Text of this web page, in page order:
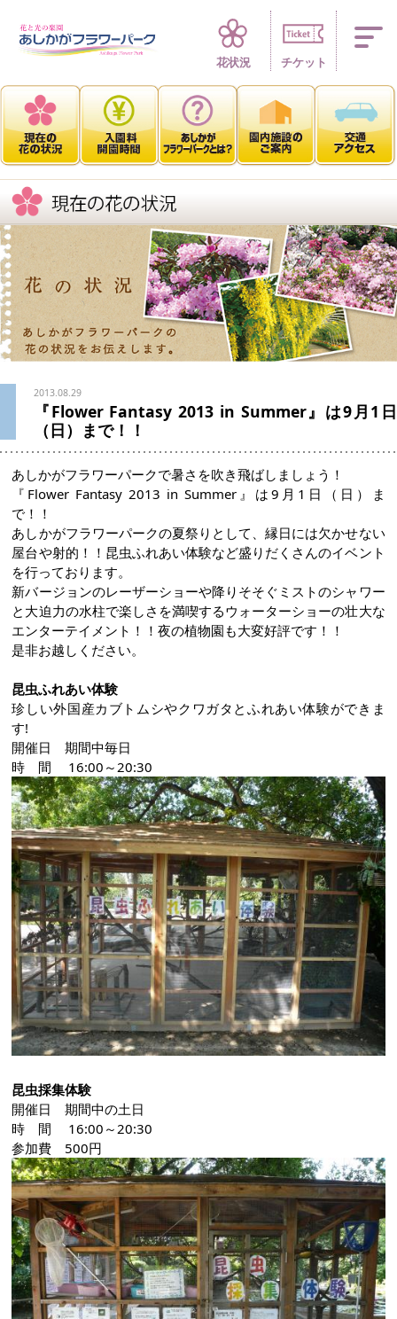
四季折々 花の
花状況 チケット
2013.08.29
『Flower Fantasy 2013 in Summer』は9月1日
（日）まで！！
あしかがフラワーパークで暑さを吹き飛ばしましょう！
『Flower Fantasy 2013 in Summer』は9月1日（日）ま
で！！
あしかがフラワーパークの夏祭りとして、縁日には欠かせない
屋台や射的！！昆虫ふれあい体験など盛りだくさんのイベント
を行っております。
新バージョンのレーザーショーや降りそそぐミストのシャワー
と大迫力の水柱で楽しさを満喫するウォーターショーの壮大な
エンターテイメント！！夜の植物園も大変好評です！！
是非お越しください。
昆虫ふれあい体験
珍しい外国産カブトムシやクワガタとふれあい体験ができま
す!
開催日 期間中毎日
時 間 16:00～20:30
昆虫採集体験
開催日 期間中の土日
時 間 16:00～20:30
参加費 500円